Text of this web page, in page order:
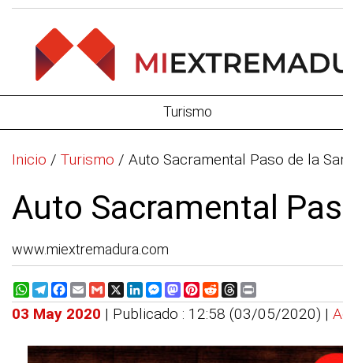
Turismo
Inicio / Turismo / Auto Sacramental Paso de la
Auto Sacramental
www.miextremadura.com
WhatsApp
Telegram
Facebook
EmailGmail
X LinkedIn
Messenger
Mastodon
Pinterest
RedditThreads
03 May 2020 | Publicado : 12:58 (03/05/2020) |